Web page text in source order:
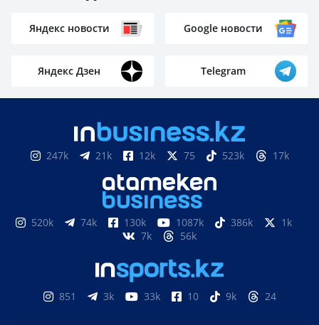
Яндекс новости Google новости
Яндекс Дзен Telegram
247k 21k 12k 75 523k 17k
520k 74k 130k 1087k 386k
1k
7k
56k
851 3k 33k 10 9k 24